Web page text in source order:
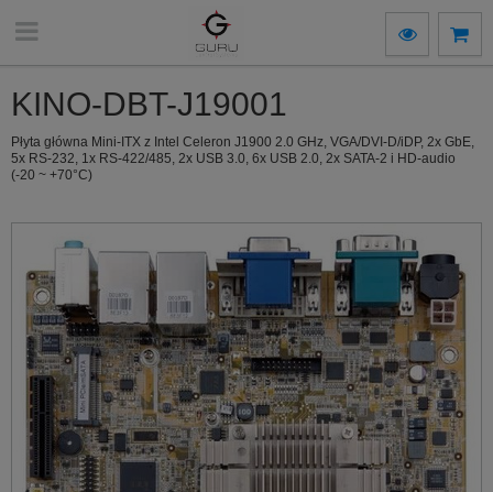
KINO-DBT-J19001
Płyta główna Mini-ITX z Intel Celeron J1900 2.0 GHz, VGA/DVI-D/iDP, 2x GbE,
5x RS-232, 1x RS-422/485, 2x USB 3.0, 6x USB 2.0, 2x SATA-2 i HD-audio
(-20 ~ +70°C)